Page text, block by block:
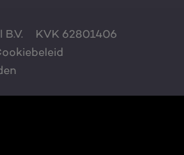
KVK 62801406